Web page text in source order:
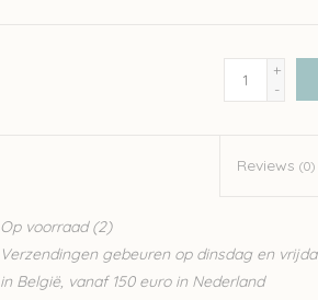
+
-
Reviews(0)
Op voorraad(2)
Verzendingen gebeuren op dinsdag en
in België, vanaf 150 euro in Nederland